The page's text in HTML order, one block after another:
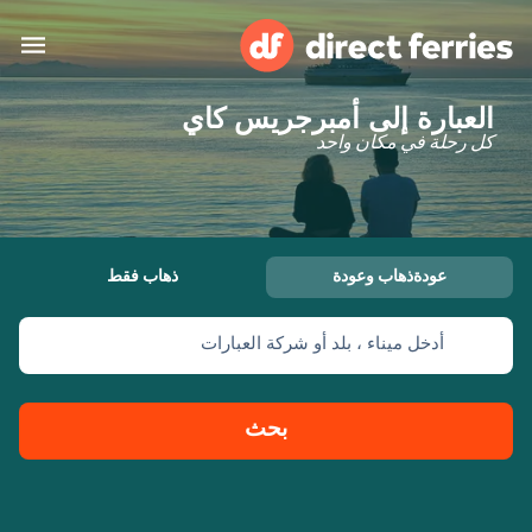
البلدان
تذاكر العبّارة
العبارات
العبارة إلى أمبرجريس كاي
كل رحلة في مكان واحد
عودةذهاب وعودة ذهاب فقط
أدخل ميناء ، بلد أو شركة العبارات
بحث